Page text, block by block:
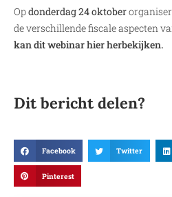
Opdonderdag 24 oktober
de verschillende fiscale aspecten
kan dit webinar hier herbekijken.
Dit bericht delen?
Facebook Twitter
Pinterest